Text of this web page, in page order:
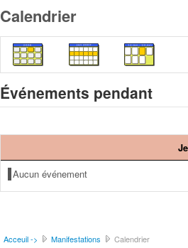
Calendrier
Événements pendant
Aucun événement
Acceuil -> Manifestations Calendrier